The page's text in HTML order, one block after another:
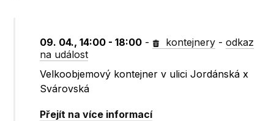
09. 04., 14:00 - 18:00 - kontejnery -odkaz
na událost
Velkoobjemový kontejner v ulici Jordánská x
Svárovská
Přejít na více informací